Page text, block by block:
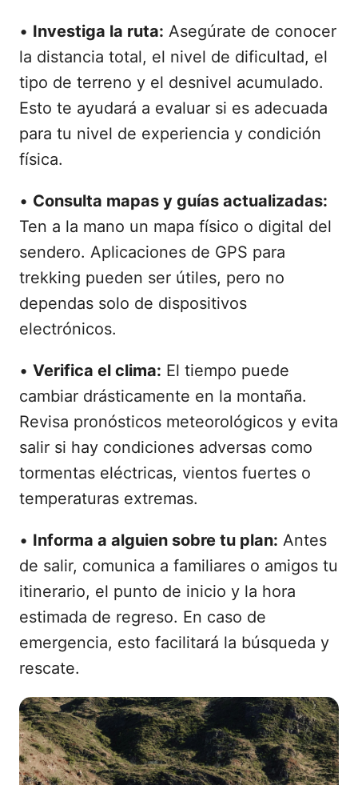
• Investiga la ruta: Asegúrate de conocer
la distancia total, el nivel de dificultad, el
tipo de terreno y el desnivel acumulado.
Esto te ayudará a evaluar si es adecuada
para tu nivel de experiencia y condición
física.
• Consulta mapas y guías actualizadas:
Ten a la mano un mapa físico o digital del
sendero. Aplicaciones de GPS para
trekking pueden ser útiles, pero no
dependas solo de dispositivos
electrónicos.
• Verifica el clima: El tiempo puede
cambiar drásticamente en la montaña.
Revisa pronósticos meteorológicos y evita
salir si hay condiciones adversas como
tormentas eléctricas, vientos fuertes o
temperaturas extremas.
• Informa a alguien sobre tu plan: Antes
de salir, comunica a familiares o amigos tu
itinerario, el punto de inicio y la hora
estimada de regreso. En caso de
emergencia, esto facilitará la búsqueda y
rescate.